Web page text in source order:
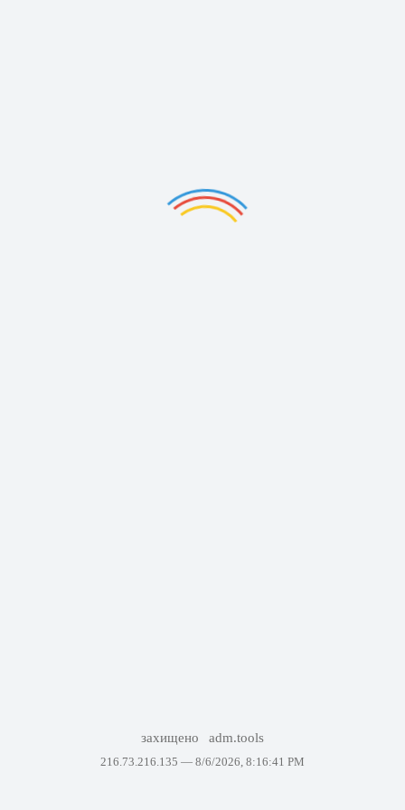
захищено adm.tools
216.73.216.135 — 8/6/2026, 8:16:41 PM